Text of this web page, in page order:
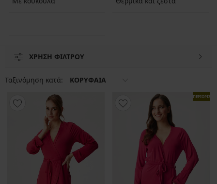
ΧΡΗΣΗ ΦΙΛΤΡΟΥ
Ταξινόμηση κατά: ΚΟΡΥΦΑΙΑ